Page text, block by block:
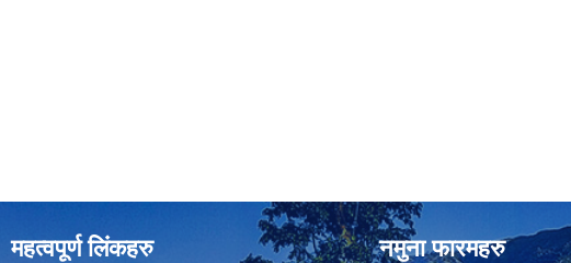
महत्वपूर्ण लिंकहरु नमुना फारमहरु